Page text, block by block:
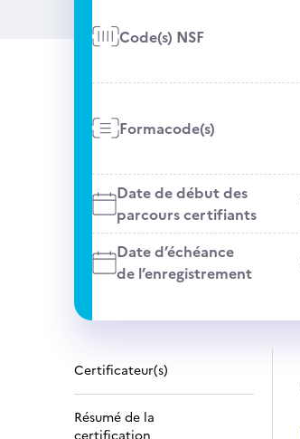
Code(s) NSF
Formacode(s)
Date de début des
parcours certifiants
Date d’échéance
de l’enregistrement
Certificateur(s)
Résumé de la